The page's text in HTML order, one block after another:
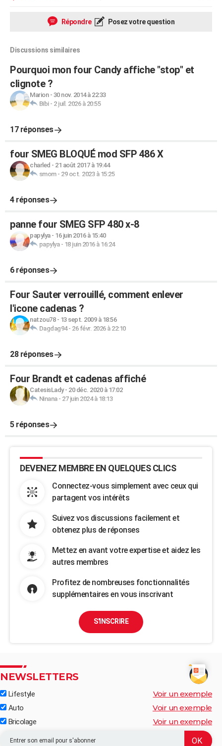
Répondre Posez votre question
Discussions similaires
Pourquoi mon four Candy affiche "stop" et
clignote ?
Marion- 30 nov. 2014 à 22:33
Bibi- 2 juil. 2026 à 20:55
17 réponses
four SMEG BLOQUÉ mod SFP 486 X
charled - 21 août 2017 à 19:44
smom- 29 oct. 2023 à 15:25
4 réponses
panne four SMEG SFP 480 x-8
papylya- 16 juin 2016 à 15:40
papylya- 18 juin 2016 à 16:24
6 réponses
Four Sauter verrouillé, comment enlever
l'icone cadenas ?
natzou78- 13 sept. 2009 à 18:56
Dagdag94- 26 févr. 2026 à 22:10
28 réponses
Four Brandt et cadenas affiché
CatesisLady- 20 déc. 2020 à 17:02
Ninana- 27 juin 2024 à 18:13
5 réponses
DEVENEZ MEMBRE EN QUELQUES CLICS
Connectez-vous simplement avec ceux qui
partagent vos intérêts
Suivez vos discussions facilement et
obtenez plus de réponses
Mettez en avant votre expertise et aidez les
autres membres
Profitez de nombreuses fonctionnalités
supplémentaires en vous inscrivant
S'INSCRIRE
NEWSLETTERS
Lifestyle Voir un exemple
Auto Voir un exemple
Bricolage Voir un exemple